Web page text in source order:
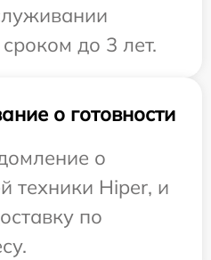
до 3 лет.
о готовности
о
техники Hiper, и
по